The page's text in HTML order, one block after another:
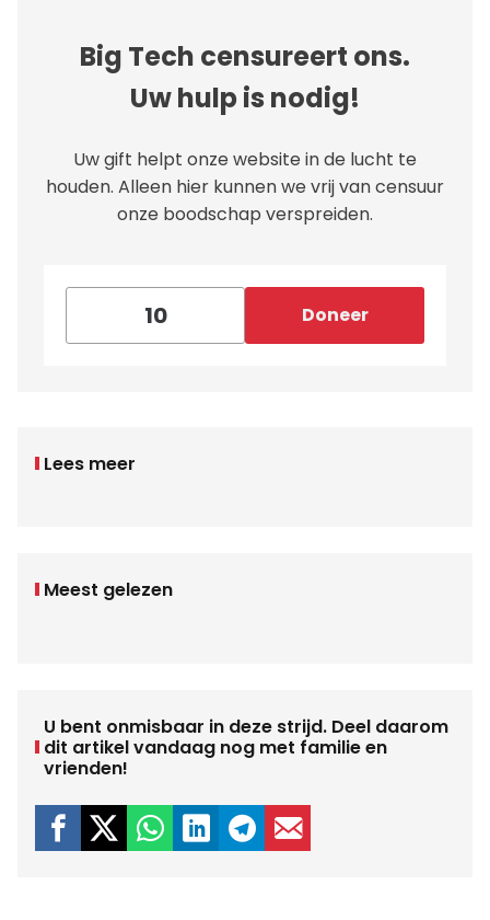
Big Tech censureert ons.
Uw hulp is nodig!
Uw gift helpt onze website in de lucht te
houden. Alleen hier kunnen we vrij van censuur
onze boodschap verspreiden.
Doneer
Lees meer
Meest gelezen
U bent onmisbaar in deze strijd. Deel daarom
dit artikel vandaag nog met familie en
vrienden!